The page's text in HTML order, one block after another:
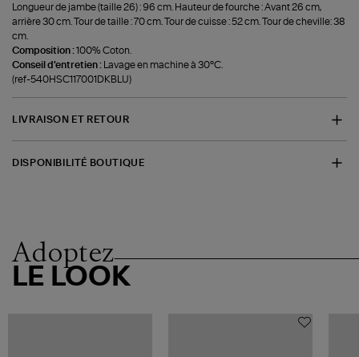
Longueur de jambe (taille 26) : 96 cm. Hauteur de fourche : Avant 26 cm,
arrière 30 cm. Tour de taille : 70 cm. Tour de cuisse : 52 cm. Tour de cheville: 38
cm.
Composition :100% Coton.
Conseil d'entretien : Lavage en machine à 30°C.
(ref-540HSC117001DKBLU)
LIVRAISON ET RETOUR
DISPONIBILITÉ BOUTIQUE
Adoptez
LE LOOK